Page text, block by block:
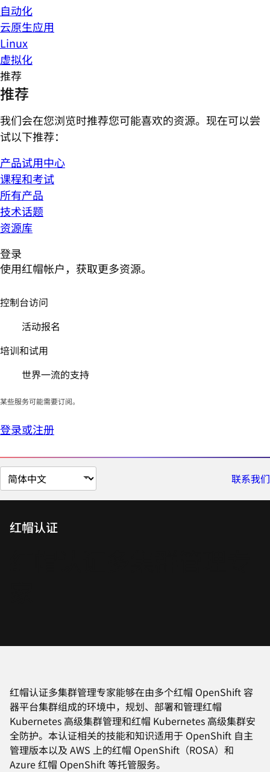
自动化
云原生应用
Linux
虚拟化
推荐
推荐
我们会在您浏览时推荐您可能喜欢的资源。现在可以尝
试以下推荐：
产品试用中心
课程和考试
所有产品
技术话题
资源库
登录
使用红帽帐户，获取更多资源。
控制台访问
活动报名
培训和试用
世界一流的支持
某些服务可能需要订阅。
登录或注册
切
换
面
联系我们
红帽认证
红帽认证多集群管理专家能够在由多个红帽 OpenShift 容
器平台集群组成的环境中，规划、部署和管理红帽
Kubernetes 高级集群管理和红帽 Kubernetes 高级集群安
全防护。本认证相关的技能和知识适用于 OpenShift 自主
管理版本以及 AWS 上的红帽 OpenShift（ROSA）和
Azure 红帽 OpenShift 等托管服务。